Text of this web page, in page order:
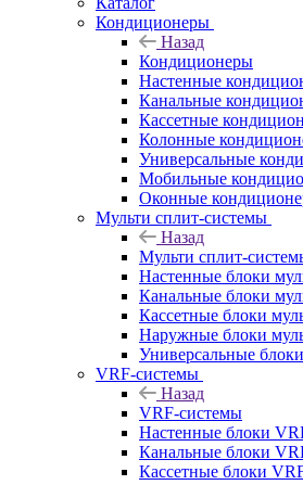
Кондиционеры
Назад
Кондиционеры
Настенные
Канальные
Кассетные
Колонные
Универсальные
Мобильные
Оконные
Мульти сплит-системы
Назад
Мульти сплит-
Настенные блоки
Канальные блоки
Кассетные блоки
Наружные блоки
Универсальные
VRF-системы
Назад
VRF-системы
Настенные блоки
Канальные блоки
Кассетные блоки